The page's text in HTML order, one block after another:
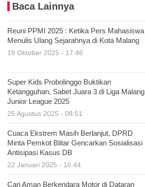
Baca Lainnya
Reuni PPMI 2025 : Ketika Pers Mahasiswa
Menulis Ulang Sejarahnya di Kota Malang
19 Oktober 2025 - 17:46
Super Kids Probolinggo Buktikan
Ketangguhan, Sabet Juara 3 di Liga Malang
Junior League 2025
25 Agustus 2025 - 08:51
Cuaca Ekstrem Masih Berlanjut, DPRD
Minta Pemkot Blitar Gencarkan Sosialisasi
Antisipasi Kasus DB
22 Januari 2025 - 16:44
Cari Aman Berkendara Motor di Dataran